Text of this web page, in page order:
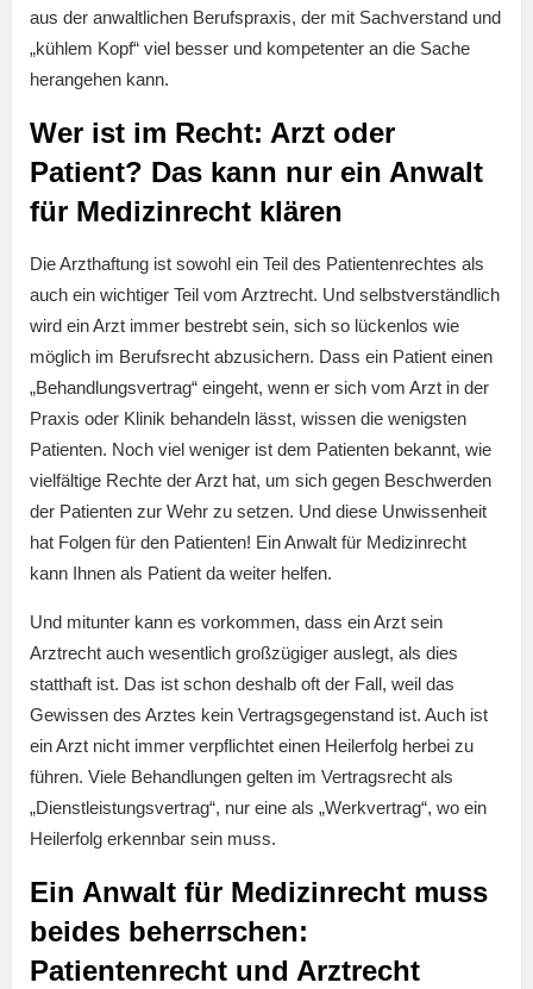
aus der anwaltlichen Berufspraxis, der mit Sachverstand und
„kühlem Kopf“ viel besser und kompetenter an die Sache
herangehen kann.
Wer ist im Recht: Arzt oder
Patient? Das kann nur ein Anwalt
für Medizinrecht klären
Die Arzthaftung ist sowohl ein Teil des Patientenrechtes als
auch ein wichtiger Teil vom Arztrecht. Und selbstverständlich
wird ein Arzt immer bestrebt sein, sich so lückenlos wie
möglich im Berufsrecht abzusichern. Dass ein Patient einen
„Behandlungsvertrag“ eingeht, wenn er sich vom Arzt in der
Praxis oder Klinik behandeln lässt, wissen die wenigsten
Patienten. Noch viel weniger ist dem Patienten bekannt, wie
vielfältige Rechte der Arzt hat, um sich gegen Beschwerden
der Patienten zur Wehr zu setzen. Und diese Unwissenheit
hat Folgen für den Patienten! Ein Anwalt für Medizinrecht
kann Ihnen als Patient da weiter helfen.
Und mitunter kann es vorkommen, dass ein Arzt sein
Arztrecht auch wesentlich großzügiger auslegt, als dies
statthaft ist. Das ist schon deshalb oft der Fall, weil das
Gewissen des Arztes kein Vertragsgegenstand ist. Auch ist
ein Arzt nicht immer verpflichtet einen Heilerfolg herbei zu
führen. Viele Behandlungen gelten im Vertragsrecht als
„Dienstleistungsvertrag“, nur eine als „Werkvertrag“, wo ein
Heilerfolg erkennbar sein muss.
Ein Anwalt für Medizinrecht muss
beides beherrschen:
Patientenrecht und Arztrecht